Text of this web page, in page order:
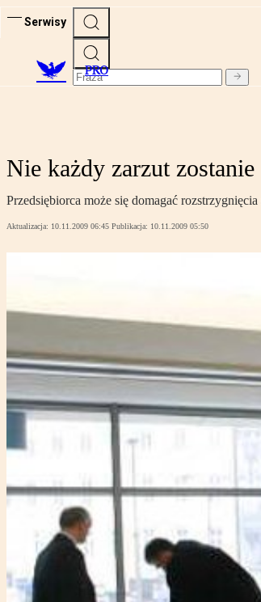
Serwisy
PRO
Nie każdy zarzut
Przedsiębiorca może się domagać
Aktualizacja: 10.11.2009 06:45 Publikacja: 10.11.2009 05:50